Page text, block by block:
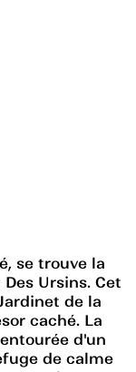
se trouve la
Ursins. Cet
de la
caché. La
d'un
de calme